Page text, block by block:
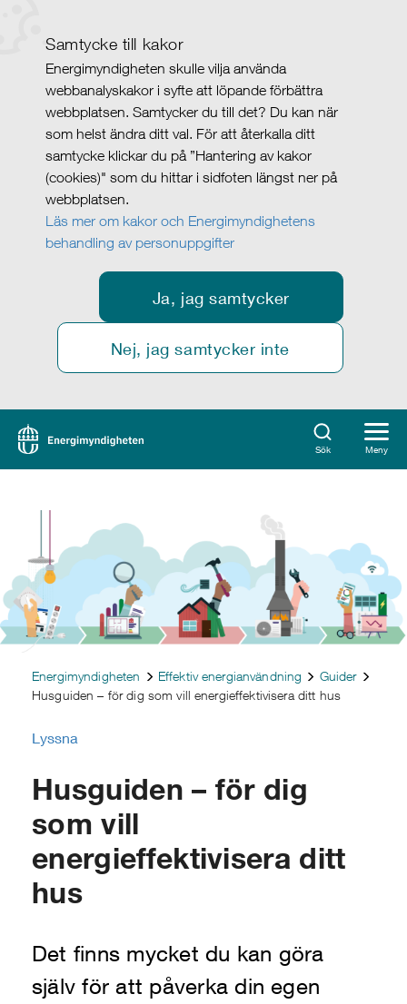
Samtycke till kakor
Energimyndigheten skulle vilja använda
webbanalyskakor i syfte att löpande förbättra
webbplatsen. Samtycker du till det? Du kan när
som helst ändra ditt val. För att återkalla ditt
samtycke klickar du på ”Hantering av kakor
(cookies)" som du hittar i sidfoten längst ner på
webbplatsen.
Läs mer om kakor och Energimyndighetens
behandling av personuppgifter
Ja, jag samtycker
Nej, jag samtycker inte
Sök Meny
Energimyndigheten Effektiv energianvändning
Guider
Husguiden – för dig som vill energieffektivisera ditt hus
Lyssna
Husguiden – för dig
som vill
energieffektivisera ditt
hus
Det finns mycket du kan göra
själv för att påverka din egen